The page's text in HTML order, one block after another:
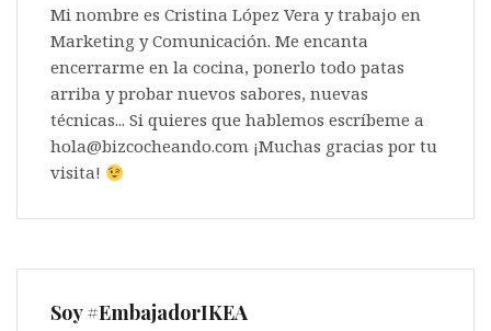
Mi nombre es Cristina López Vera y trabajo en
Marketing y Comunicación. Me encanta
encerrarme en la cocina, ponerlo todo patas
arriba y probar nuevos sabores, nuevas
técnicas... Si quieres que hablemos escríbeme a
hola@bizcocheando.com ¡Muchas gracias por tu
visita!
Soy #EmbajadorIKEA